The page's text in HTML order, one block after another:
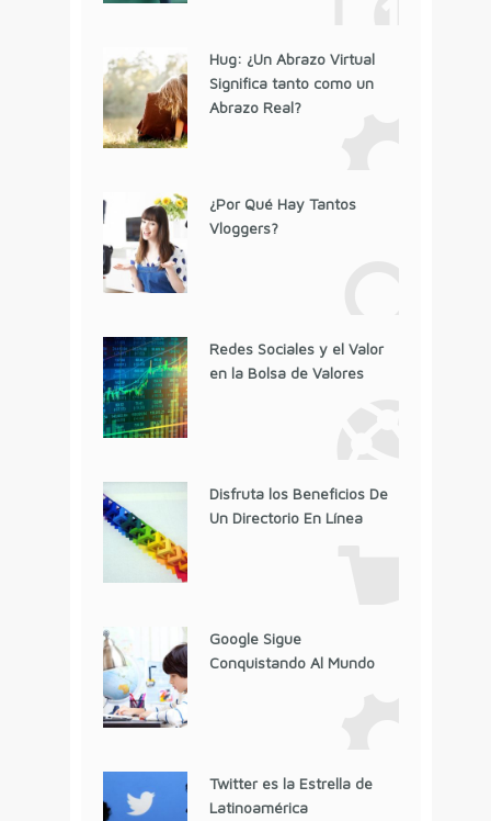
Hug: ¿Un Abrazo Virtual
Significa tanto como un
Abrazo Real?
¿Por Qué Hay Tantos
Vloggers?
Redes Sociales y el Valor
en la Bolsa de Valores
Disfruta los Beneficios De
Un Directorio En Línea
Google Sigue
Conquistando Al Mundo
Twitter es la Estrella de
Latinoamérica